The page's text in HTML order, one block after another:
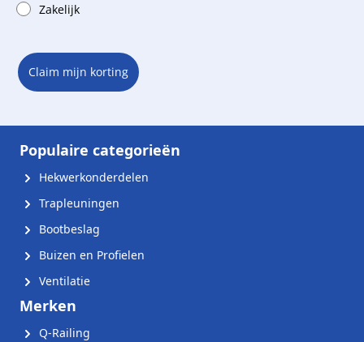
Zakelijk
Claim mijn korting
Populaire categorieën
Hekwerkonderdelen
Trapleuningen
Bootbeslag
Buizen en Profielen
Ventilatie
Merken
Q-Railing